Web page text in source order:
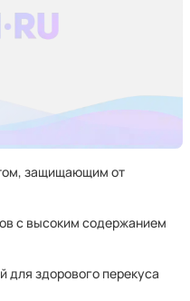
защищающим от
с высоким содержанием
здорового перекуса